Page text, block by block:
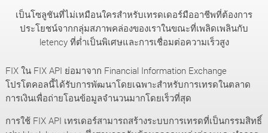
เป็นโซลูชันที่ไม่เหมือนใครสำหรับเทรดเดอร์มืออาชีพที่ต้องการ
ประโยชน์จากกลุ่มสภาพคล่องของเราในขณะที่เพลิดเพลินกับ
letency ที่ต่ำเป็นพิเศษและการเชื่อมต่อความเร็วสูง
FIX ใน FIX API ย่อมาจาก Financial Information Exchange
โปรโตคอลนี้ได้รับการพัฒนาโดยเฉพาะสำหรับการเทรดในตลาด
การเงินเพื่อถ่ายโอนข้อมูลจำนวนมากโดยเร็วที่สุด
การใช้ FIX API เทรเดอร์สามารถสร้างระบบการเทรดที่เป็นกรรมสิทธิ์